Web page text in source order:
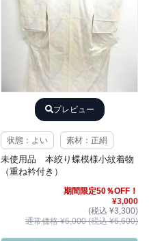
プレビュー
状態：よい 素材：正絹
未使用品 本絞り蝶模様小紋着物
（重ね衿付き）
期間限定50％OFF！
¥3,000
(税込 ¥3,300)
通常価格 ¥6,000 (税込 ¥6,600)